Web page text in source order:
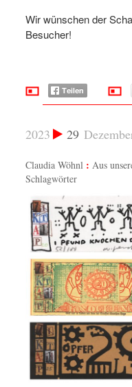
Wir wünschen der
Besucher!
29
2023
Claudia Wöhnl Aus
Schlagwörter